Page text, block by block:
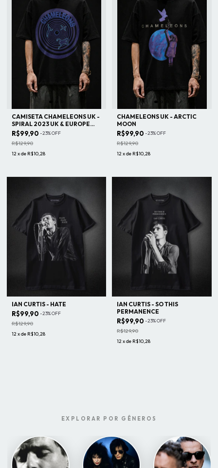
CAMISETA CHAMELEONS UK -
SPIRAL 2023 UK & EUROPE
TOUR
R$99,90 -23%OFF
R$129,90
12xde R$10,28
CHAMELEONS UK - ARCTIC
MOON
R$99,90 -23%OFF
R$129,90
12xde R$10,28
IAN CURTIS - HATE
R$99,90 -23%OFF
R$129,90
12xde R$10,28
IAN CURTIS - SO THIS
PERMANENCE
R$99,90 -23%OFF
R$129,90
12xde R$10,28
EXPLORAR POR GÊNEROS